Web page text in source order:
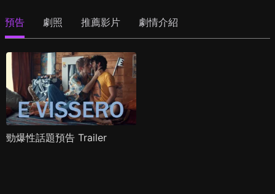
預告 劇照 推薦影片 劇情介紹
勁爆性話題預告 Trailer